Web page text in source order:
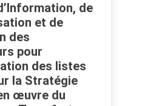
de
et de
des
pour
des listes
la Stratégie
œuvre du